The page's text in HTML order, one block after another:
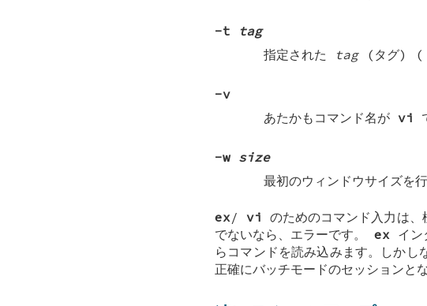
-t
tag
指定された
tag(タグ) (
-v
あたかもコマンド名がvi
-w size
最初のウィンドウサイズを
ex /vi のためのコマンド入力は
でないなら、エラーです。 ex イン
らコマンドを読み込みます。しかし
正確にバッチモードのセッションとな